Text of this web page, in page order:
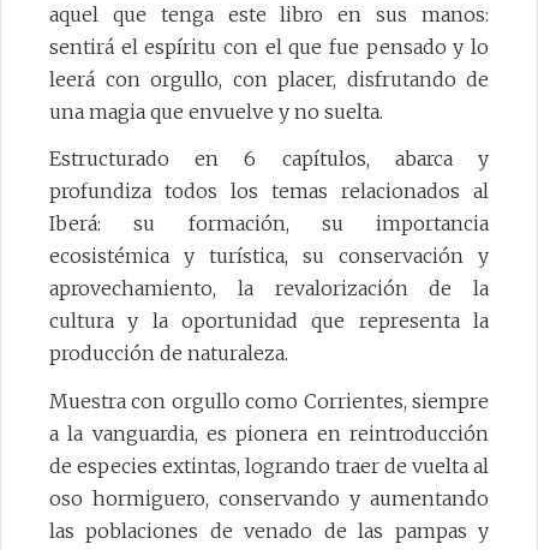
aquel que tenga este libro en sus manos:
sentirá el espíritu con el que fue pensado y lo
leerá con orgullo, con placer, disfrutando de
una magia que envuelve y no suelta.
Estructurado en 6 capítulos, abarca y
profundiza todos los temas relacionados al
Iberá: su formación, su importancia
ecosistémica y turística, su conservación y
aprovechamiento, la revalorización de la
cultura y la oportunidad que representa la
producción de naturaleza.
Muestra con orgullo como Corrientes, siempre
a la vanguardia, es pionera en reintroducción
de especies extintas, logrando traer de vuelta al
oso hormiguero, conservando y aumentando
las poblaciones de venado de las pampas y